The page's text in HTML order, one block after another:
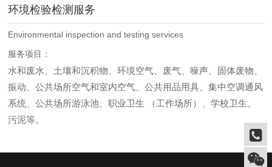
环境检验检测服务
Environmental inspection and testing services
服务项目：
水和废水、土壤和沉积物、环境空气、废气、噪声、固体废物、
振动、公共场所空气和室内空气、公共用品用具、集中空调通风
系统、公共场所游泳池、职业卫生 （工作场所）、学校卫生、
污泥等。